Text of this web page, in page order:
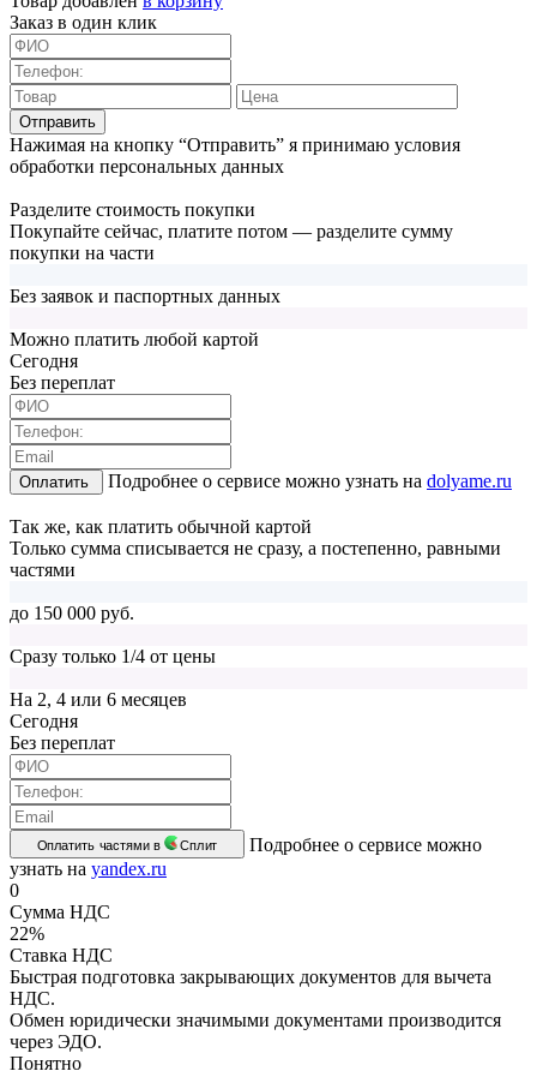
Заказ в один клик
Отправить
Нажимая на кнопку “Отправить” я принимаю условия
обработки персональных данных
Разделите стоимость покупки
Покупайте сейчас, платите потом — разделите сумму
покупки на части
Без заявок и паспортных данных
Можно платить любой картой
Cегодня
Без переплат
Оплатить Подробнее о сервисе можно узнать на dolyame.ru
Так же, как платить обычной картой
Только сумма списывается не сразу, а постепенно, равными
частями
до 150 000 руб.
Сразу только 1/4 от цены
На 2, 4 или 6 месяцев
Cегодня
Без переплат
Оплатить частями в Сплит
Подробнее о сервисе можно
узнать на yandex.ru
0
Сумма НДС
22%
Ставка НДС
Быстрая подготовка закрывающих документов для вычета
НДС.
Обмен юридически значимыми документами производится
через ЭДО.
Понятно